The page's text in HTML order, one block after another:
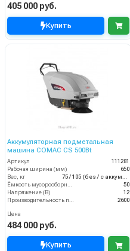
405 000 руб.
Купить
Аккумуляторная подметальная
машина COMAC CS 500Bt
Артикул
111281
Рабочая ширина (мм)
650
Вес, кг
75 / 105 (без / с аккумуляторами)
Ёмкость мусоросборника (л)
50
Напряжение (В)
12
Производительность по площади (м2/ч)
2600
Цена
484 000 руб.
Купить